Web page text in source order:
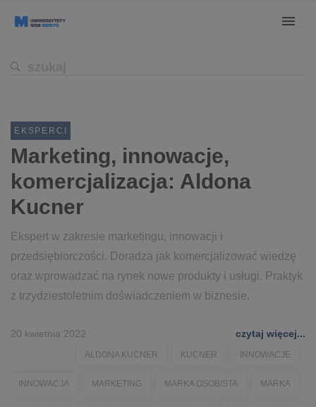
EKSPERCI
Marketing, innowacje,
komercjalizacja: Aldona
Kucner
Ekspert w zakresie marketingu, innowacji i
przedsiębiorczości. Doradza jak komercjalizować wiedzę
oraz wprowadzać na rynek nowe produkty i usługi. Praktyk
z trzydziestoletnim doświadczeniem w biznesie.
20 kwietnia 2022 czytaj więcej...
ALDONA KUCNER KUCNER INNOWACJE
INNOWACJA MARKETING MARKA OSOBISTA MARKA